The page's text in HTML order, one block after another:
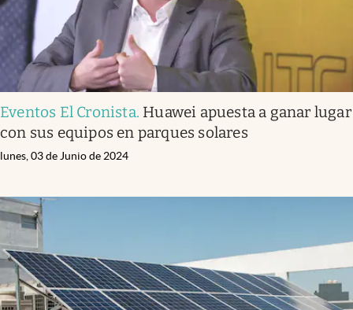
Eventos El Cronista. Huawei apuesta a ganar lugar
con sus equipos en parques solares
lunes, 03 de Junio de 2024